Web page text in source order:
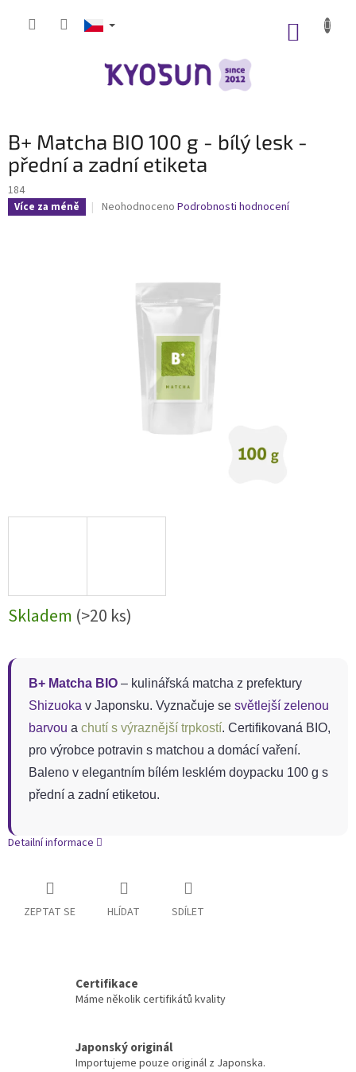
B+ Matcha BIO 100 g - bílý lesk -
přední a zadní etiketa
184
Více za méně
Průměrné
hvězdiček.
Neohodnoceno Podrobnosti hodnocení
Skladem (>20 ks)
B+ Matcha BIO – kulinářská matcha z prefektury
Shizuoka v Japonsku. Vyznačuje se světlejší zelenou
barvou a chutí s výraznější trpkostí. Certifikovaná BIO,
pro výrobce potravin s matchou a domácí vaření.
Baleno v elegantním bílém lesklém doypacku 100 g s
přední a zadní etiketou.
Detailní informace
ZEPTAT SE HLÍDAT SDÍLET
Certifikace
Máme několik certifikátů kvality
Japonský originál
Importujeme pouze originál z Japonska.